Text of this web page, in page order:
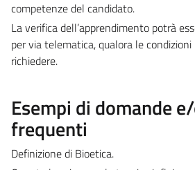
competenze del candidato.
La verifica dell’apprendimento potrà
per via telematica, qualora le
richiedere.
Esempi di domande
frequenti
Definizione di Bioetica.